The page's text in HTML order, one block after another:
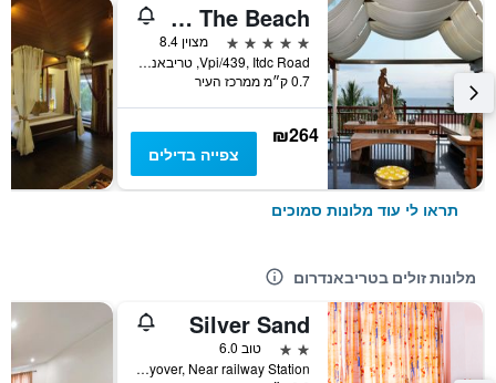
Gokulam Grand Turtle On The Beach
5 כוכבים
מצוין 8.4
Vpi/439, Itdc Road, טריבאנדרום, הודו
0.7 ק״מ ממרכז העיר
₪264
צפייה בדילים
תראו לי עוד מלונות סמוכים
מלונות זולים בטריבאנדרום
Silver Sand
2 כוכבים
טוב 6.0
Thampanoor Flyover, Near railway Station, טריבאנדרום, הודו